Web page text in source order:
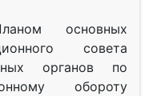
основных
совета
органов по
обороту